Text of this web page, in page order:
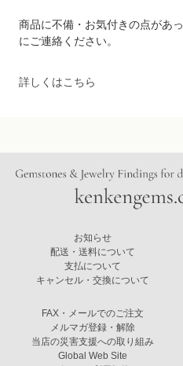
商品に不備・お気付きの点があ
にご連絡ください。
詳しくはこちら
お知らせ
配送・送料について
支払について
キャンセル・交換について
FAX・メールでのご注文
メルマガ登録・解除
当店の災害支援への取り組み
Global Web Site